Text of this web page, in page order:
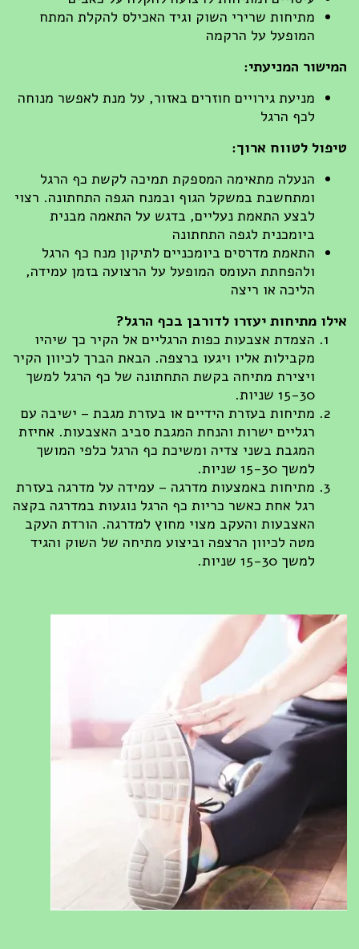
מתיחות שרירי השוק וגיד האכילס להקלת המתח
המופעל על הרקמה
המניעתי:
מניעת גירויים חוזרים באזור, על מנת לאפשר מנוחה
לכף הרגל
לטווח ארוך:
הנעלה מתאימה המספקת תמיכה לקשת כף הרגל
ומתחשבת במשקל הגוף ובמנח הגפה התחתונה. רצוי
לבצע התאמת נעליים, בדגש על התאמה מבנית
ביומכנית לגפה התחתונה
התאמת מדרסים ביומכניים לתיקון מנח כף הרגל
ולהפחתת העומס המופעל על הרצועה בזמן עמידה,
הליכה או ריצה
מתיחות יעזרו לדורבן בכף הרגל?
הצמדת אצבעות כפות הרגליים אל הקיר כך שיהיו
מקבילות אליו ויגעו ברצפה. הבאת הברך לכיוון הקיר
ויצירת מתיחה בקשת התחתונה של כף הרגל למשך
15-30 שניות.
מתיחות בעזרת הידיים או בעזרת מגבת – ישיבה עם
רגליים ישרות והנחת המגבת סביב האצבעות. אחיזת
המגבת בשני צדיה ומשיכת כף הרגל כלפי המושך
למשך 15-30 שניות.
מתיחות באמצעות מדרגה – עמידה על מדרגה בעזרת
רגל אחת כאשר כריות כף הרגל נוגעות במדרגה בקצה
האצבעות והעקב מצוי מחוץ למדרגה. הורדת העקב
מטה לכיוון הרצפה וביצוע מתיחה של השוק והגיד
למשך 15-30 שניות.